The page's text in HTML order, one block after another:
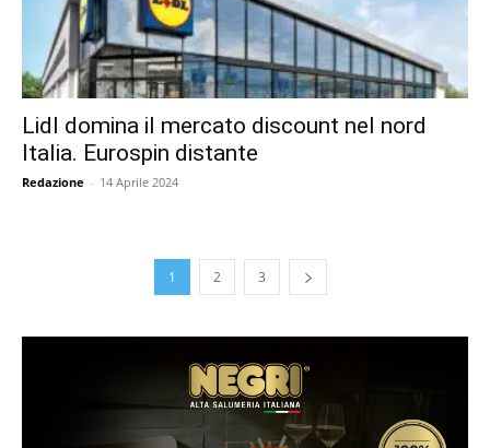
Lidl domina il mercato discount nel nord
Italia. Eurospin distante
Redazione - 14 Aprile 2024
1 2 3